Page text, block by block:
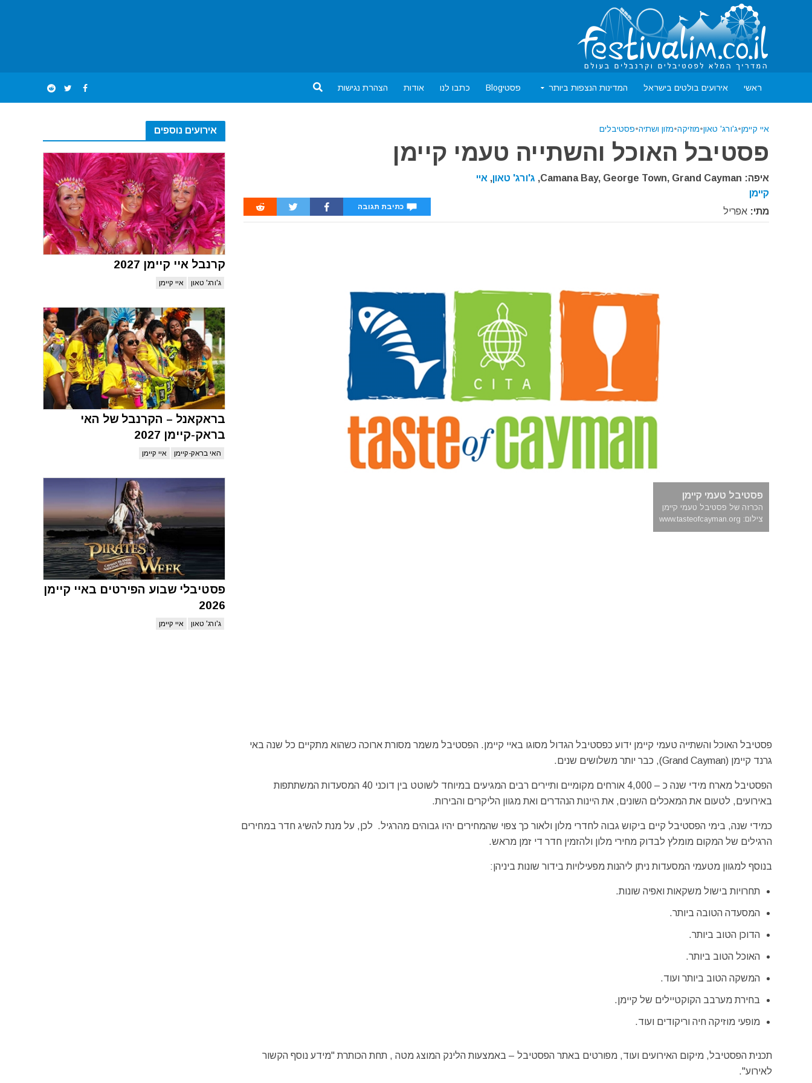
ראשי אירועים בולטים בישראל המדינות הנצפות ביותר פסטיBlog כתבו לנו אודות הצהרת נגישות
אירועים נוספים
קרנבל איי קיימן 2027
ג'ורג' טאון איי קיימן
בראקאנל – הקרנבל של האי
בראק-קיימן 2027
האי בראק-קיימן איי קיימן
פסטיבלי שבוע הפירטים באיי קיימן
2026
ג'ורג' טאון איי קיימן
איי קיימן•ג'ורג' טאון•מוזיקה•מזון ושתיה•פסטיבלים
פסטיבל האוכל והשתייה טעמי קיימן
איפה: Camana Bay, George Town, Grand Cayman, ג'ורג' טאון, איי
קיימן
מתי: אפריל כתיבת תגובה
פסטיבל טעמי קיימן
הכרזה של פסטיבל טעמי קיימן
צילום: www.tasteofcayman.org
פסטיבל האוכל והשתייה טעמי קיימן ידוע כפסטיבל הגדול מסוגו באיי קיימן. הפסטיבל משמר מסורת ארוכה כשהוא מתקיים כל שנה באי
גרנד קיימן (Grand Cayman), כבר יותר משלושים שנים.
הפסטיבל מארח מידי שנה כ – 4,000 אורחים מקומיים ותיירים רבים המגיעים במיוחד לשוטט בין דוכני 40 המסעדות המשתתפות
באירועים, לטעום את המאכלים השונים, את היינות הנהדרים ואת מגוון הליקרים והבירות.
כמידי שנה, בימי הפסטיבל קיים ביקוש גבוה לחדרי מלון ולאור כך צפוי שהמחירים יהיו גבוהים מהרגיל. לכן, על מנת להשיג חדר במחירים
הרגילים של המקום מומלץ לבדוק מחירי מלון ולהזמין חדר די זמן מראש.
בנוסף למגוון מטעמי המסעדות ניתן ליהנות מפעילויות בידור שונות ביניהן:
תחרויות בישול משקאות ואפיה שונות.
המסעדה הטובה ביותר.
הדוכן הטוב ביותר.
האוכל הטוב ביותר.
המשקה הטוב ביותר ועוד.
בחירת מערבב הקוקטיילים של קיימן.
מופעי מוזיקה חיה וריקודים ועוד.
תכנית הפסטיבל, מיקום האירועים ועוד, מפורטים באתר הפסטיבל – באמצעות הלינק המוצג מטה , תחת הכותרת "מידע נוסף הקשור
לאירוע".